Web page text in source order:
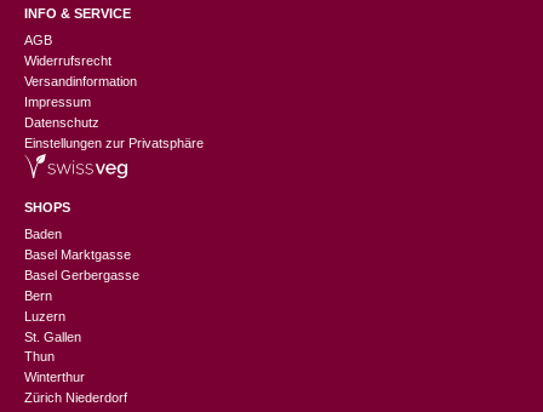
INFO & SERVICE
AGB
Widerrufsrecht
Versandinformation
Impressum
Datenschutz
Einstellungen zur Privatsphäre
SHOPS
Baden
Basel Marktgasse
Basel Gerbergasse
Bern
Luzern
St. Gallen
Thun
Winterthur
Zürich Niederdorf